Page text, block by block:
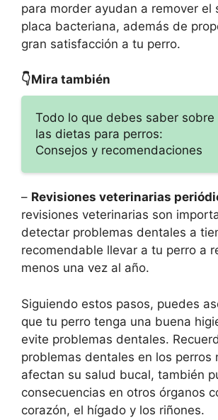
para morder ayudan a remover el
placa bacteriana, además de
gran satisfacción a tu perro.
👇Mira también
Todo lo que debes saber sobre
las dietas para perros:
Consejos y recomendaciones
– Revisiones veterinarias
revisiones veterinarias son
detectar problemas dentales a
recomendable llevar a tu perro a
menos una vez al año.
Siguiendo estos pasos, puedes
que tu perro tenga una buena
evite problemas dentales.
problemas dentales en los perros
afectan su salud bucal, también
consecuencias en otros órganos
corazón, el hígado y los riñones.